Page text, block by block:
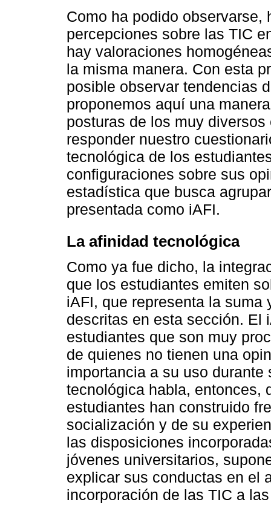
Como ha podido observarse,
percepciones sobre las TIC
hay valoraciones
la misma manera. Con esta
posible observar tendencias
proponemos aquí una
posturas de los muy
responder nuestro
tecnológica de los
configuraciones sobre sus
estadística que busca
presentada como iAFI.
La afinidad tecnológica
Como ya fue dicho, la
que los estudiantes emiten
iAFI, que representa la
descritas en esta sección. El
estudiantes que son muy
de quienes no tienen una
importancia a su uso
tecnológica habla, entonces,
estudiantes han construido
socialización y de su
las disposiciones
jóvenes universitarios,
explicar sus conductas en el
incorporación de las TIC a